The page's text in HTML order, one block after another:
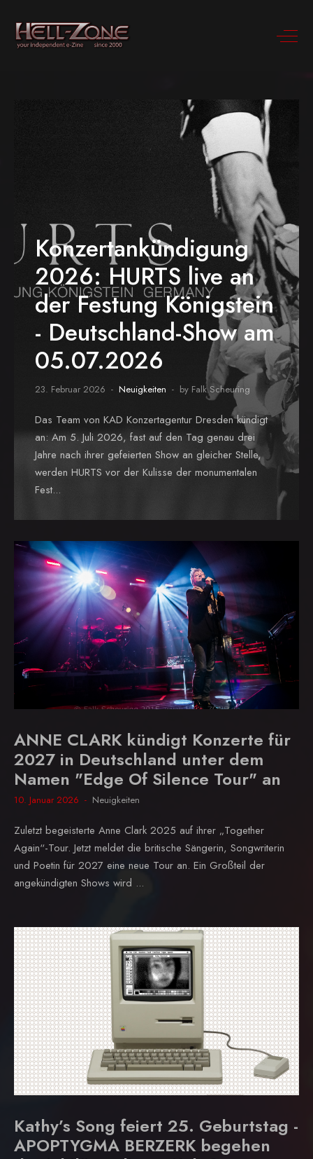
Konzertankündigung
2026: HURTS live an
der Festung Königstein
- Deutschland-Show am
05.07.2026
23. Februar 2026 Neuigkeiten by Falk Scheuring
Das Team von KAD Konzertagentur Dresden kündigt
an: Am 5. Juli 2026, fast auf den Tag genau drei
Jahre nach ihrer gefeierten Show an gleicher Stelle,
werden HURTS vor der Kulisse der monumentalen
Fest...
ANNE CLARK kündigt Konzerte für
2027 in Deutschland unter dem
Namen "Edge Of Silence Tour" an
10. Januar 2026 Neuigkeiten
Zuletzt begeisterte Anne Clark 2025 auf ihrer „Together
Again“-Tour. Jetzt meldet die britische Sängerin, Songwriterin
und Poetin für 2027 eine neue Tour an. Ein Großteil der
angekündigten Shows wird ...
Kathy’s Song feiert 25. Geburtstag -
APOPTYGMA BERZERK begehen